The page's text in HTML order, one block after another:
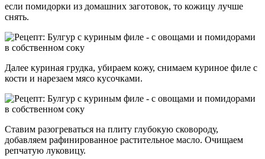
если помидорки из домашних заготовок, то кожицу лучше
снять.
Далее куриная грудка, убираем кожу, снимаем куриное филе с
кости и нарезаем мясо кусочками.
Ставим разогреваться на плиту глубокую сковороду,
добавляем рафинированное растительное масло. Очищаем
репчатую луковицу.